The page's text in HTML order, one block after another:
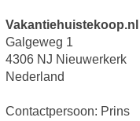
Vakantiehuistekoop.nl
Galgeweg 1
4306 NJ Nieuwerkerk
Nederland
Contactpersoon: Prins